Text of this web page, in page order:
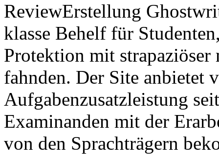
ReviewErstellung
klasse Behelf für
Protektion mit strapaziöser
fahnden. Der Site anbietet
Aufgabenzusatzleistung
Examinanden mit der
von den Sprachträgern